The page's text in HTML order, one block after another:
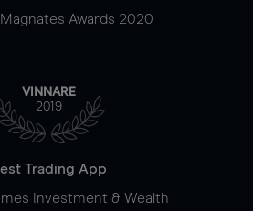
Awards 2020
VINNARE
2019
Trading App
Investment & Wealth